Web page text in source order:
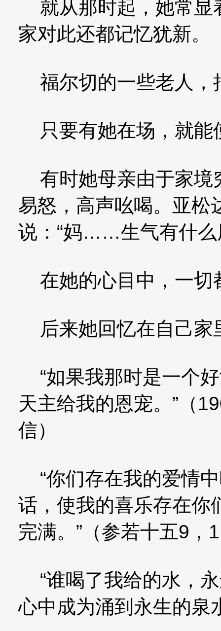
就从那时起，她常显
家对此还都记忆犹新。
福尔切的一些老人，
只要有她在场，就能
有时她母亲由于家境
易怒，高声吆喝。亚松
说：“妈……生气有什么
在她的心目中，一切
后来她回忆在自己家
“如果我那时是一个
天主给我的恩宠。”（
信）
“你们存在我的爱情
话，使我的喜乐存在你
完满。”（参若十五9，
“谁喝了我给的水，
心中成为涌到永生的泉